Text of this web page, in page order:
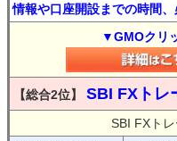
情報や口座開設までの時間、
▼GMOクリ
【総合2位】 SBI FXトレ
SBI FXト